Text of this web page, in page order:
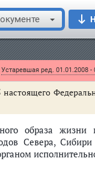
Устаревшая ред. 01.01.2008 -
и
и Дальнего
разрешения на
исчезновения
образа жизни
Севера,